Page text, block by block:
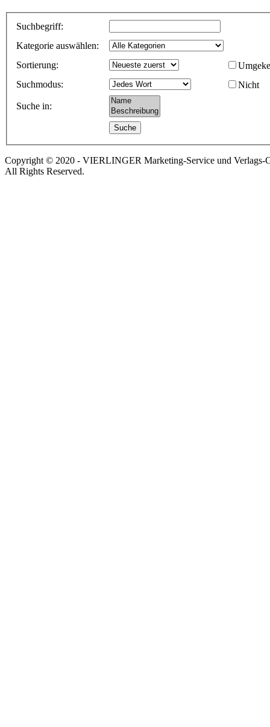
Suchbegriff:
Kategorie auswählen:
Sortierung:
Suchmodus: Nicht
Suche in:
Copyright © 2020 - VIERLINGER Marketing-Service und Verlags-
All Rights Reserved.